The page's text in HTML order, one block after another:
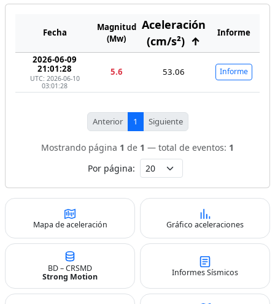
Fecha
Magnitud
(Mw)
Aceleración
(cm/s²) ↑
Informe
2026-06-09
21:01:28
UTC: 2026-06-10
03:01:28
5.6 53.06 Informe
Anterior 1 Siguiente
Mostrando página 1 de 1 — total de eventos: 1
Por página:
Mapa de aceleración Gráfico aceleraciones
BD – CRSMD
Strong Motion
Informes Sísmicos